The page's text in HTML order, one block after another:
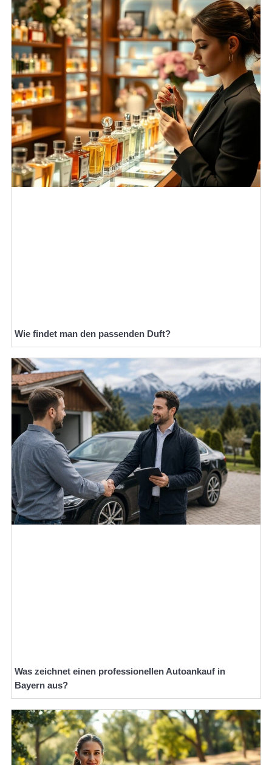
Wie findet man den passenden Duft?
Was zeichnet einen professionellen Autoankauf in
Bayern aus?